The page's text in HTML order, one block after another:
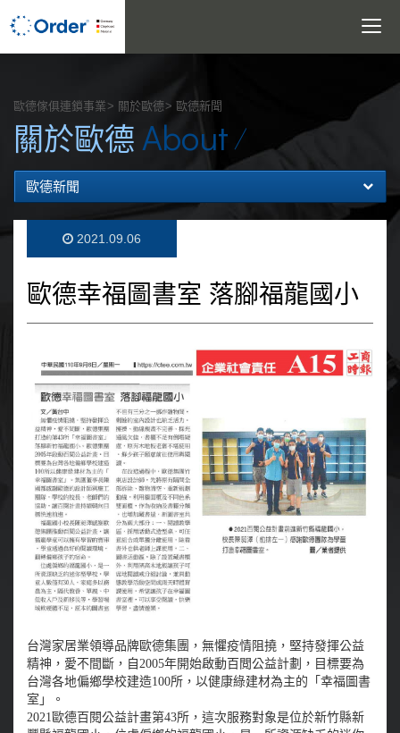
Toggle
歐德傢俱連鎖事業 關於歐德 歐德新聞
關於歐德 About
歐德新聞
2021.09.06
歐德幸福圖書室 落腳福龍國小
台灣家居業領導品牌歐德集團，無懼疫情阻撓，堅持發揮公益
精神，愛不間斷，自2005年開始啟動百閲公益計劃，目標要為
台灣各地偏鄉學校建造100所，以健康綠建材為主的「幸福圖書
室」。
2021歐德百閱公益計畫第43所，這次服務對象是位於新竹縣新